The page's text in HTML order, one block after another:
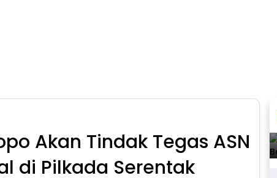
Akan Tindak Tegas ASN
di Pilkada Serentak